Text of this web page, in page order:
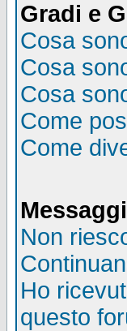
Gradi e
Cosa
Cosa
Cosa
Come
Come
Non
Ho
questo